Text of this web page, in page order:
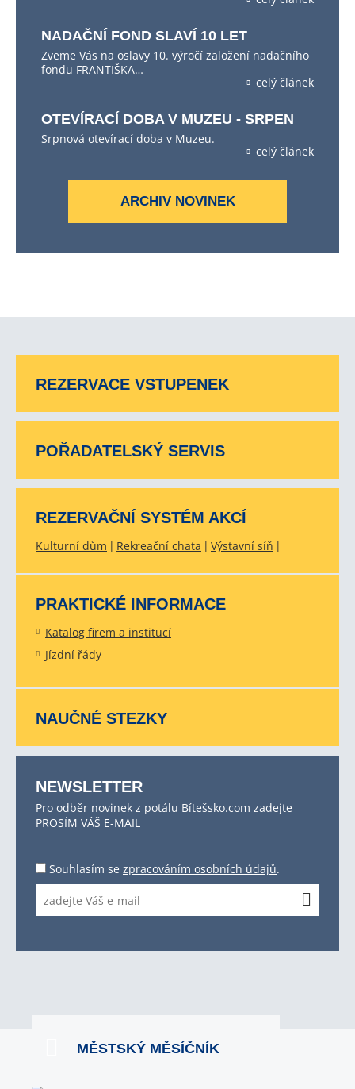
NADAČNÍ FOND SLAVÍ 10 LET
Zveme Vás na oslavy 10. výročí založení nadačního
fondu FRANTIŠKA…
celý článek
OTEVÍRACÍ DOBA V MUZEU - SRPEN
Srpnová otevírací doba v Muzeu.
celý článek
ARCHIV NOVINEK
REZERVACE VSTUPENEK
POŘADATELSKÝ SERVIS
REZERVAČNÍ SYSTÉM AKCÍ
Kulturní dům Rekreační chata Výstavní síň
PRAKTICKÉ INFORMACE
Katalog firem a institucí
Jízdní řády
NAUČNÉ STEZKY
NEWSLETTER
Pro odběr novinek z potálu Bítešsko.com zadejte
PROSÍM VÁŠ E-MAIL
Souhlasím se zpracováním osobních údajů.
MĚSTSKÝ MĚSÍČNÍK